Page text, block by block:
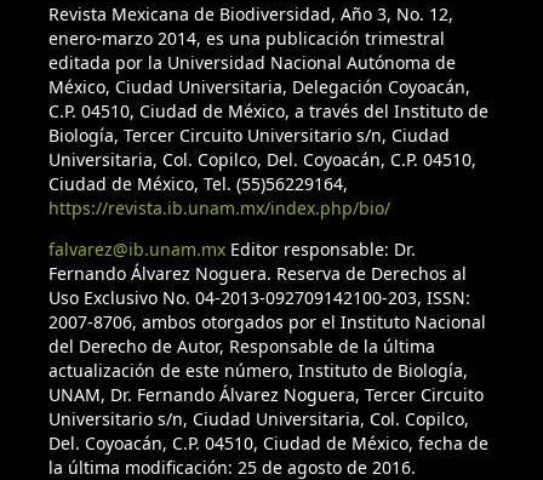
Hill, M. (1973). Diversity and evenness: a unifying notation
and its consequences. Ecology, 54, 427–432.
Jørgensen, P. M. y León-Yánez, S. (1999). Catalogue of the
vascular plants of Ecuador. Monographs in Systematic
Botany from the Missouri Botanical Garden, 75, 1–1182.
Navarrete, H. (2011). Libro rojo de las plantas endémicas del
Ecuador, 2ª edición. Quito: Publicaciones del Herbario QCA/
Pontificia Universidad Católica del Ecuador.
Leimbeck, R. M., Valencia, R. y Balslev, H. (2004). Landscape
diversity patterns and endemism of Araceae in Ecuador.
Biodiversity and Conservation, 13, 1755–1779.
https://doi.org/10.1023/B:BIOC.0000029332.91351.7a
Revista Mexicana de Biodiversidad, Año 3, No. 12,
enero-marzo 2014, es una publicación trimestral
editada por la Universidad Nacional Autónoma de
México, Ciudad Universitaria, Delegación Coyoacán,
C.P. 04510, Ciudad de México, a través del Instituto de
Biología, Tercer Circuito Universitario s/n, Ciudad
Universitaria, Col. Copilco, Del. Coyoacán, C.P. 04510,
Ciudad de México, Tel. (55)56229164,
https://revista.ib.unam.mx/index.php/bio/
falvarez@ib.unam.mxEditor responsable: Dr.
Fernando Álvarez Noguera. Reserva de Derechos al
Uso Exclusivo No. 04-2013-092709142100-203, ISSN:
2007-8706, ambos otorgados por el Instituto Nacional
del Derecho de Autor, Responsable de la última
actualización de este número, Instituto de Biología,
UNAM, Dr. Fernando Álvarez Noguera, Tercer Circuito
Universitario s/n, Ciudad Universitaria, Col. Copilco,
Del. Coyoacán, C.P. 04510, Ciudad de México, fecha de
la última modificación: 25 de agosto de 2016.